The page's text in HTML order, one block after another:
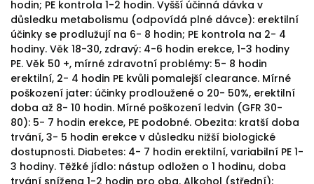
hodin; PE kontrola 1-2 hodin. Vyšší účinná dávka v
důsledku metabolismu (odpovídá plné dávce): erektilní
účinky se prodlužují na 6- 8 hodin; PE kontrola na 2- 4
hodiny. Věk 18-30, zdravý: 4-6 hodin erekce, 1-3 hodiny
PE. Věk 50 +, mírné zdravotní problémy: 5- 8 hodin
erektilní, 2- 4 hodin PE kvůli pomalejší clearance. Mírné
poškození jater: účinky prodloužené o 20- 50%, erektilní
doba až 8- 10 hodin. Mírné poškození ledvin (GFR 30-
80): 5- 7 hodin erekce, PE podobné. Obezita: kratší doba
trvání, 3- 5 hodin erekce v důsledku nižší biologické
dostupnosti. Diabetes: 4- 7 hodin erektilní, variabilní PE 1-
3 hodiny. Těžké jídlo: nástup odložen o 1 hodinu, doba
trvání snížena 1-2 hodin pro oba. Alkohol (střední):